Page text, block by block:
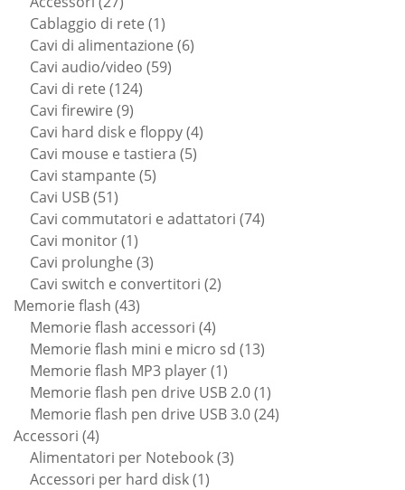
prodotti
Cablaggio di rete 11
prodotto
Cavi di alimentazione 66
Cavi audio/video 5959
Cavi di rete 124124
Cavi firewire 99
prodotti
Cavi hard disk e floppy 44
Cavi mouse e tastiera 55
Cavi stampante 55
Cavi USB 5151
prodotti
Cavi commutatori e adattatori 7474
Cavi monitor 11
prodotto
Cavi prolunghe 33
prodotti
Cavi switch e convertitori 22
Memorie flash 4343
prodotti
Memorie flash accessori 44
prodotti
Memorie flash mini e micro sd 1313
Memorie flash MP3 player 11
prodotto
Memorie flash pen drive USB 2.0 11
prodotto
Memorie flash pen drive USB 3.0 2424
Accessori 44
prodotti
Alimentatori per Notebook 33
Accessori per hard disk 11